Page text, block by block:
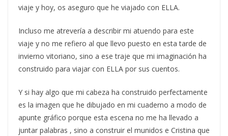
viaje y hoy, os aseguro que he viajado con ELLA.
Incluso me atrevería a describir mi atuendo para este
viaje y no me refiero al que llevo puesto en esta tarde de
invierno vitoriano, sino a ese traje que mi imaginación ha
construido para viajar con ELLA por sus cuentos.
Y si hay algo que mi cabeza ha construido perfectamente
es la imagen que he dibujado en mi cuaderno a modo de
apunte gráfico porque esta escena no me ha llevado a
juntar palabras , sino a construir el munidos e Cristina que